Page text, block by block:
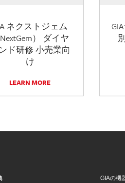
ネクストジェム
NextGem） ダイヤ
ド研修 小売業向
け
LEARN MORE
GIAの機